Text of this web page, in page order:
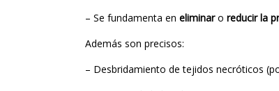
– Se fundamenta en eliminaro reducir la
Además son precisos:
– Desbridamiento de tejidos necróticos